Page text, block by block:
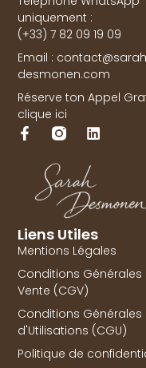
uniquement :
(+33) 7 82 09 19 09
Email :
desmonen.com
Réserve ton Appel
clique ici
Liens Utiles
Mentions Légales
Conditions Générales
Vente (CGV)
Conditions Générales
d'Utilisations (CGU)
Politique de